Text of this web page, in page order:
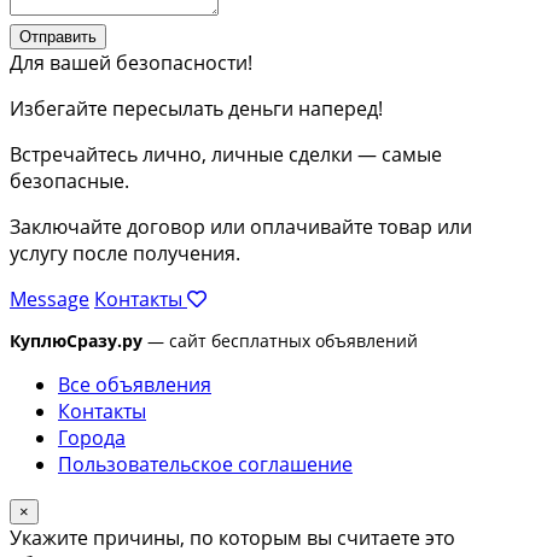
Отправить
Для вашей безопасности!
Избегайте пересылать деньги наперед!
Встречайтесь лично, личные сделки — самые
безопасные.
Заключайте договор или оплачивайте товар или
услугу после получения.
Message Контакты
КуплюСразу.ру — сайт бесплатных объявлений
Все объявления
Контакты
Города
Пользовательское соглашение
×
Укажите причины, по которым вы считаете это